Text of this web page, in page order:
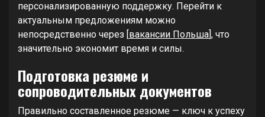
персонализированную поддержку. Перейти к
актуальным предложениям можно
непосредственно через [вакансии Польша], что
значительно экономит время и силы.
Подготовка резюме и
сопроводительных документов
Правильно составленное резюме — ключ к успеху